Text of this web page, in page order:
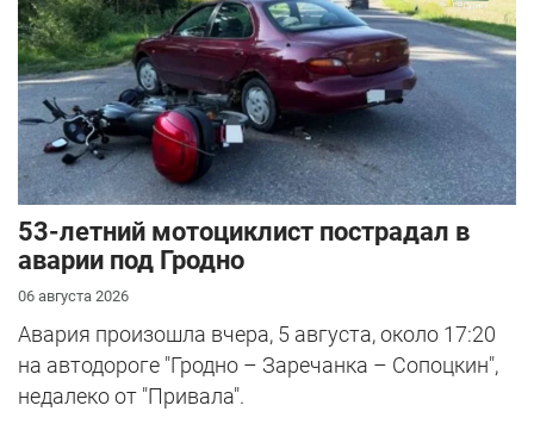
53-летний мотоциклист пострадал в
аварии под Гродно
06 августа 2026
Авария произошла вчера, 5 августа, около 17:20
на автодороге "Гродно – Заречанка – Сопоцкин",
недалеко от "Привала".